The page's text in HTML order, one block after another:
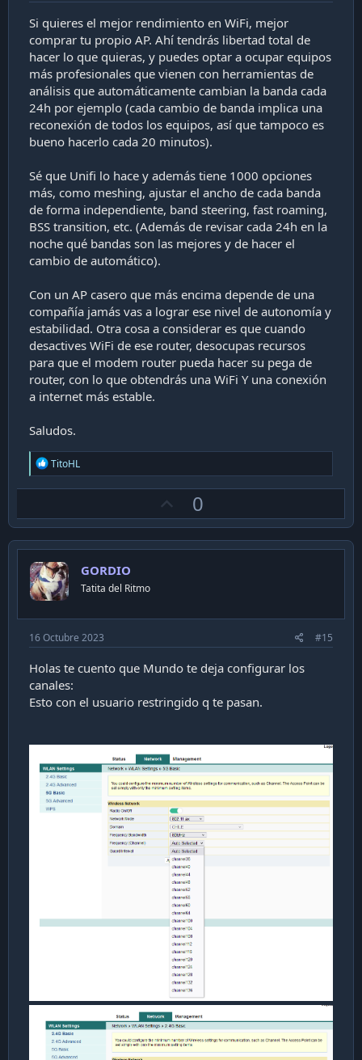
Si quieres el mejor rendimiento en WiFi, mejor
comprar tu propio AP. Ahí tendrás libertad total de
hacer lo que quieras, y puedes optar a ocupar equipos
más profesionales que vienen con herramientas de
análisis que automáticamente cambian la banda cada
24h por ejemplo (cada cambio de banda implica una
reconexión de todos los equipos, así que tampoco es
bueno hacerlo cada 20 minutos).
Sé que Unifi lo hace y además tiene 1000 opciones
más, como meshing, ajustar el ancho de cada banda
de forma independiente, band steering, fast roaming,
BSS transition, etc. (Además de revisar cada 24h en la
noche qué bandas son las mejores y de hacer el
cambio de automático).
Con un AP casero que más encima depende de una
compañía jamás vas a lograr ese nivel de autonomía y
estabilidad. Otra cosa a considerar es que cuando
desactives WiFi de ese router, desocupas recursos
para que el modem router pueda hacer su pega de
router, con lo que obtendrás una WiFi Y una conexión
a internet más estable.
Saludos.
R
e
a
i
o
n
s
:
TitoHL
p
v
0
GORDIO
Tatita del Ritmo
16 Octubre 2023 #15
Holas te cuento que Mundo te deja configurar los
canales:
Esto con el usuario restringido q te pasan.